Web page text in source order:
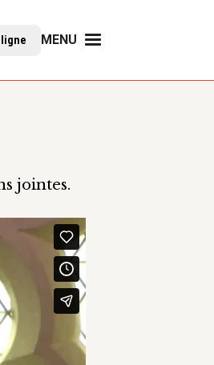
ligne MENU
jointes.